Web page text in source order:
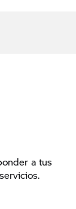
a tus